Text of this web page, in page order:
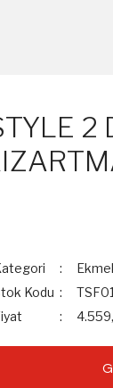
2
Kodu